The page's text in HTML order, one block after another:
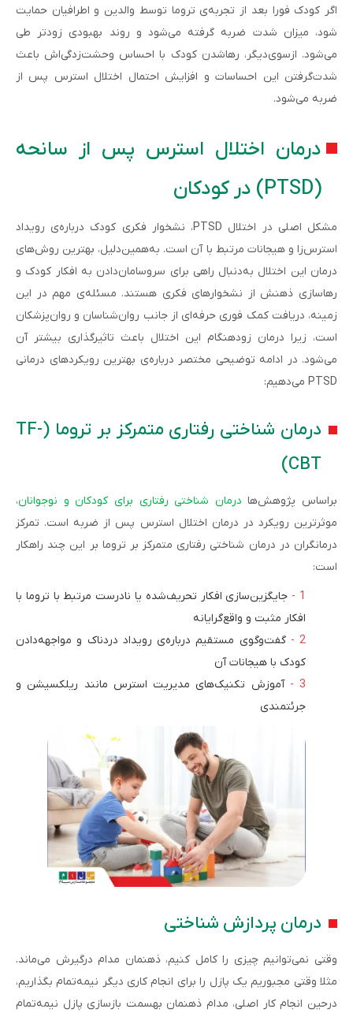
اگر کودک فورا بعد از تجربه‌ی تروما توسط والدین و اطرافیان حمایت
شود، میزان شدت ضربه گرفته می‌شود و روند بهبودی زودتر طی
می‌شود. ازسوی‌دیگر، رهاشدن کودک با احساس وحشت‌زدگی‌اش باعث
شدت‌گرفتن این احساسات و افزایش احتمال اختلال استرس پس از
ضربه می‌شود.
درمان اختلال استرس پس از سانحه
(PTSD) در کودکان
مشکل اصلی در اختلال PTSD، نشخوار فکری کودک درباره‌ی رویداد
استرس‌زا و هیجانات مرتبط با آن است. به‌همین‌دلیل، بهترین روش‌های
درمان این اختلال به‌دنبال راهی برای سروسامان‌دادن به افکار کودک و
رهاسازی ذهنش از نشخوارهای فکری هستند. مسئله‌ی مهم در این
زمینه، دریافت کمک فوری حرفه‌ای از جانب روان‌شناسان و روان‌پزشکان
است، زیرا درمان زودهنگام این اختلال باعث تاثیرگذاری بیشتر آن
می‌شود. در ادامه توضیحی مختصر درباره‌ی بهترین رویکردهای درمانی
PTSD می‌دهیم:
درمان شناختی رفتاری متمرکز بر تروما (TF-
CBT)
براساس پژوهش‌ها درمان شناختی رفتاری برای کودکان و نوجوانان،
موثرترین رویکرد در درمان اختلال استرس پس از ضربه است. تمرکز
درمانگران در درمان شناختی رفتاری متمرکز بر تروما بر این چند راهکار
است:
جایگزین‌سازی افکار تحریف‌شده یا نادرست مرتبط با تروما با
افکار مثبت و واقع‌گرایانه
گفت‌وگوی مستقیم درباره‌ی رویداد دردناک و مواجهه‌دادن
کودک با هیجانات آن
آموزش تکنیک‌های مدیریت استرس مانند ریلکسیشن و
جرئتمندی
درمان پردازش شناختی
وقتی نمی‌توانیم چیزی را کامل کنیم، ذهنمان مدام درگیرش می‌ماند.
مثلا وقتی مجبوریم یک‌ پازل را برای انجام کاری دیگر نیمه‌تمام بگذاریم،
درحین انجام کار اصلی، مدام ذهنمان به­سمت بازسازی پازل نیمه‌تمام